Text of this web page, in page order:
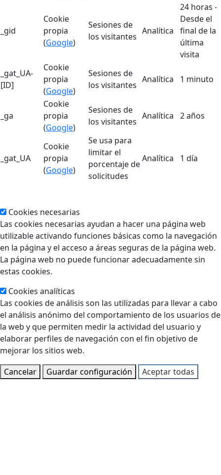
_gid
Cookie
propia
(Google)
Sesiones de
los visitantes
Analítica
24 horas -
Desde el
final de la
última
visita
_gat_UA-
[ID]
Cookie
propia
(Google)
Sesiones de
los visitantes
Analítica 1 minuto
_ga
Cookie
propia
(Google)
Sesiones de
los visitantes
Analítica 2 años
_gat_UA
Cookie
propia
(Google)
Se usa para
limitar el
porcentaje de
solicitudes
Analítica 1 día
Cookies necesarias
Las cookies necesarias ayudan a hacer una página web
utilizable activando funciones básicas como la navegación
en la página y el acceso a áreas seguras de la página web.
La página web no puede funcionar adecuadamente sin
estas cookies.
Cookies analíticas
Las cookies de análisis son las utilizadas para llevar a cabo
el análisis anónimo del comportamiento de los usuarios de
la web y que permiten medir la actividad del usuario y
elaborar perfiles de navegación con el fin objetivo de
mejorar los sitios web.
Cancelar
Guardar configuración Aceptar todas